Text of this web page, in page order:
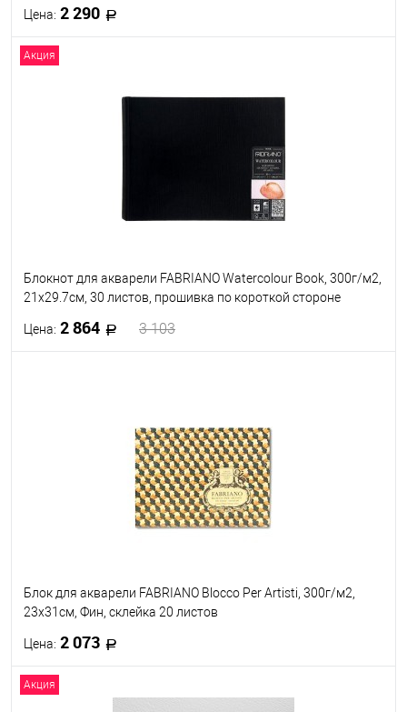
Цена: 2 290
Акция
Блокнот для акварели FABRIANO Watercolour Book, 300г/м2,
21x29.7см, 30 листов, прошивка по короткой стороне
Цена: 2 864 3 103
Под заказ
Блок для акварели FABRIANO Blocco Per Artisti, 300г/м2,
23x31см, Фин, склейка 20 листов
Цена: 2 073
В корзину
Акция